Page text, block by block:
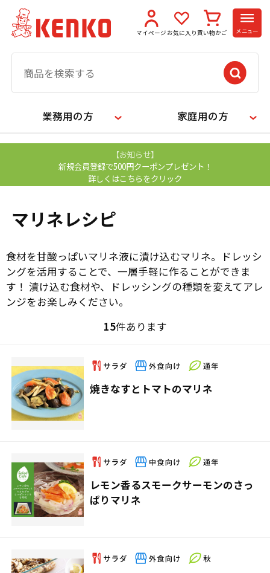
マイページ お気に入り 買い物かご メニュー
業務用の方 家庭用の方
【お知らせ】
新規会員登録で500円クーポンプレゼント！
詳しくはこちらをクリック
マリネレシピ
食材を甘酸っぱいマリネ液に漬け込むマリネ。ドレッシ
ングを活用することで、一層手軽に作ることができま
す！ 漬け込む食材や、ドレッシングの種類を変えてアレ
ンジをお楽しみください。
15件あります
焼きなすとトマトのマリネ
レモン香るスモークサーモンのさっ
ぱりマリネ